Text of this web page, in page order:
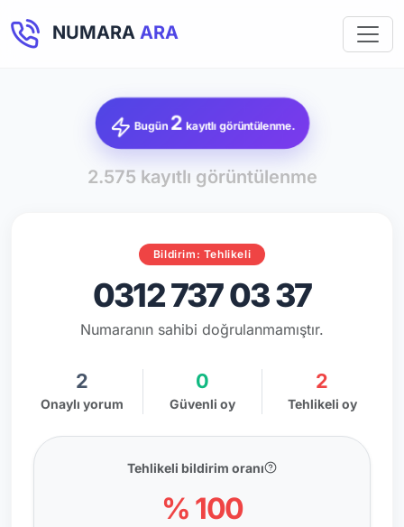
NUMARA ARA
Bugün 2 kayıtlı görüntülenme.
2.575 kayıtlı görüntülenme
Bildirim: Tehlikeli
0312 737 03 37
Numaranın sahibi doğrulanmamıştır.
2
Onaylı yorum
0
Güvenli oy
2
Tehlikeli oy
Tehlikeli bildirim oranı
% 100